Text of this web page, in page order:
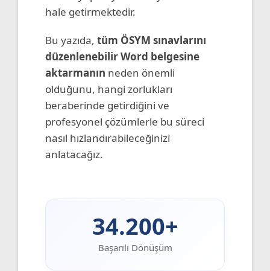
hale getirmektedir.
Bu yazıda, tüm ÖSYM sınavlarını
düzenlenebilir Word belgesine
aktarmanın neden önemli
olduğunu, hangi zorlukları
beraberinde getirdiğini ve
profesyonel çözümlerle bu süreci
nasıl hızlandırabileceğinizi
anlatacağız.
34.200+
Başarılı Dönüşüm